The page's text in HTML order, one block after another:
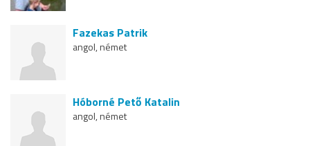
Fazekas Patrik
angol, német
Hóborné Pető Katalin
angol, német